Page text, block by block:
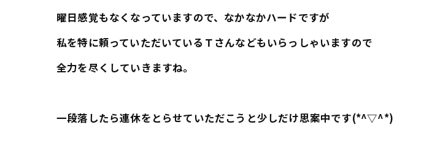
曜日感覚もなくなっていますので、なかなかハードですが
私を特に頼っていただいているＴさんなどもいらっしゃいますので
全力を尽くしていきますね。
一段落したら連休をとらせていただこうと少しだけ思案中です(*^▽^*)